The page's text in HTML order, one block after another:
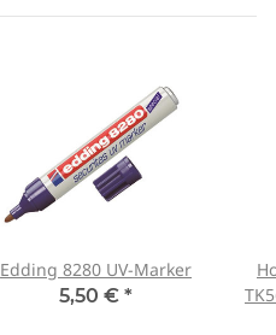
Edding 8280 UV-Marker
5,50 € *